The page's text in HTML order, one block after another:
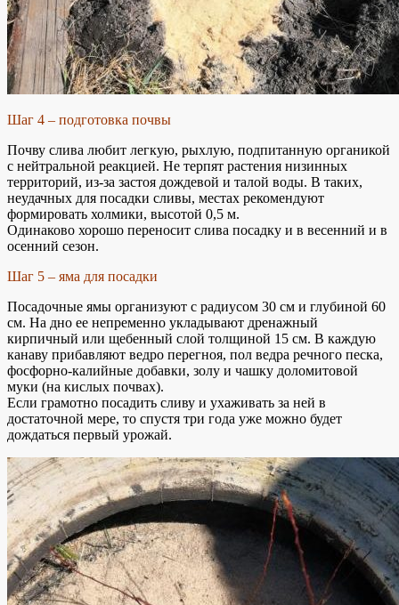
Шаг 4 – подготовка почвы
Почву слива любит легкую, рыхлую, подпитанную органикой
с нейтральной реакцией. Не терпят растения низинных
территорий, из-за застоя дождевой и талой воды. В таких,
неудачных для посадки сливы, местах рекомендуют
формировать холмики, высотой 0,5 м.
Одинаково хорошо переносит слива посадку и в весенний и в
осенний сезон.
Шаг 5 – яма для посадки
Посадочные ямы организуют с радиусом 30 см и глубиной 60
см. На дно ее непременно укладывают дренажный
кирпичный или щебенный слой толщиной 15 см. В каждую
канаву прибавляют ведро перегноя, пол ведра речного песка,
фосфорно-калийные добавки, золу и чашку доломитовой
муки (на кислых почвах).
Если грамотно посадить сливу и ухаживать за ней в
достаточной мере, то спустя три года уже можно будет
дождаться первый урожай.